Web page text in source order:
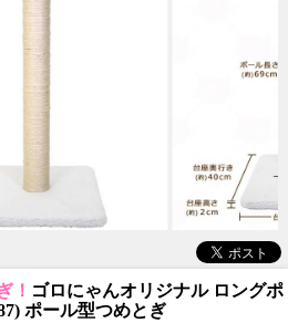
！ ゴロにゃんオリジナル ロングポ
ポール型つめとぎ